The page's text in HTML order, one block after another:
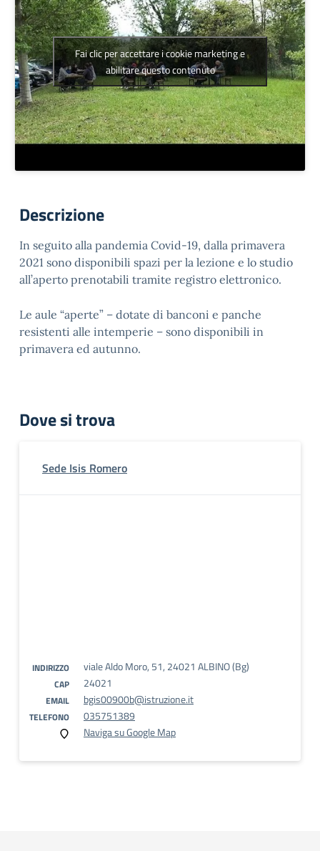
Fai clic per accettare i cookie marketing e
abilitare questo contenuto
Descrizione
In seguito alla pandemia Covid-19, dalla primavera
2021 sono disponibili spazi per la lezione e lo studio
all’aperto prenotabili tramite registro elettronico.
Le aule “aperte” – dotate di banconi e panche
resistenti alle intemperie – sono disponibili in
primavera ed autunno.
Dove si trova
Sede Isis Romero
INDIRIZZO viale Aldo Moro, 51, 24021 ALBINO (Bg)
CAP 24021
EMAIL bgis00900b@istruzione.it
TELEFONO
035751389
Naviga su Google Map